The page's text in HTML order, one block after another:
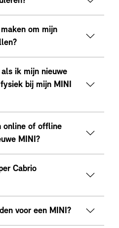
om mijn
ik mijn nieuwe
bij mijn MINI
online of offline
MINI?
Cabrio
voor een MINI?